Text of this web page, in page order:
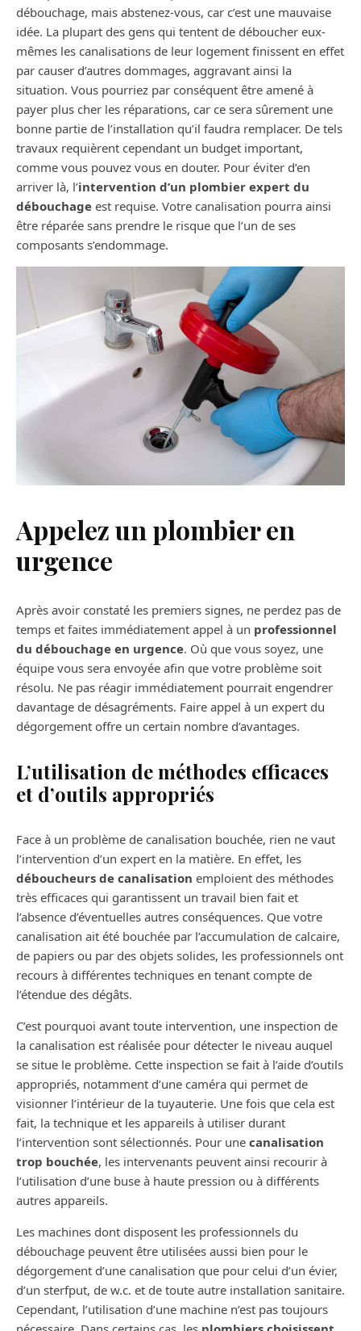
débouchage, mais abstenez-vous, car c’est une mauvaise
idée. La plupart des gens qui tentent de déboucher eux-
mêmes les canalisations de leur logement finissent en effet
par causer d’autres dommages, aggravant ainsi la
situation. Vous pourriez par conséquent être amené à
payer plus cher les réparations, car ce sera sûrement une
bonne partie de l’installation qu’il faudra remplacer. De tels
travaux requièrent cependant un budget important,
comme vous pouvez vous en douter. Pour éviter d’en
arriver là, l’intervention d’un plombier expert du
débouchage est requise. Votre canalisation pourra ainsi
être réparée sans prendre le risque que l’un de ses
composants s’endommage.
Appelez un plombier en
urgence
Après avoir constaté les premiers signes, ne perdez pas de
temps et faites immédiatement appel à un professionnel
du débouchage en urgence. Où que vous soyez, une
équipe vous sera envoyée afin que votre problème soit
résolu. Ne pas réagir immédiatement pourrait engendrer
davantage de désagréments. Faire appel à un expert du
dégorgement offre un certain nombre d’avantages.
L’utilisation de méthodes efficaces
et d’outils appropriés
Face à un problème de canalisation bouchée, rien ne vaut
l’intervention d’un expert en la matière. En effet, les
déboucheurs de canalisation emploient des méthodes
très efficaces qui garantissent un travail bien fait et
l’absence d’éventuelles autres conséquences. Que votre
canalisation ait été bouchée par l’accumulation de calcaire,
de papiers ou par des objets solides, les professionnels ont
recours à différentes techniques en tenant compte de
l’étendue des dégâts.
C’est pourquoi avant toute intervention, une inspection de
la canalisation est réalisée pour détecter le niveau auquel
se situe le problème. Cette inspection se fait à l’aide d’outils
appropriés, notamment d’une caméra qui permet de
visionner l’intérieur de la tuyauterie. Une fois que cela est
fait, la technique et les appareils à utiliser durant
l’intervention sont sélectionnés. Pour une canalisation
trop bouchée, les intervenants peuvent ainsi recourir à
l’utilisation d’une buse à haute pression ou à différents
autres appareils.
Les machines dont disposent les professionnels du
débouchage peuvent être utilisées aussi bien pour le
dégorgement d’une canalisation que pour celui d’un évier,
d’un sterfput, de w.c. et de toute autre installation sanitaire.
Cependant, l’utilisation d’une machine n’est pas toujours